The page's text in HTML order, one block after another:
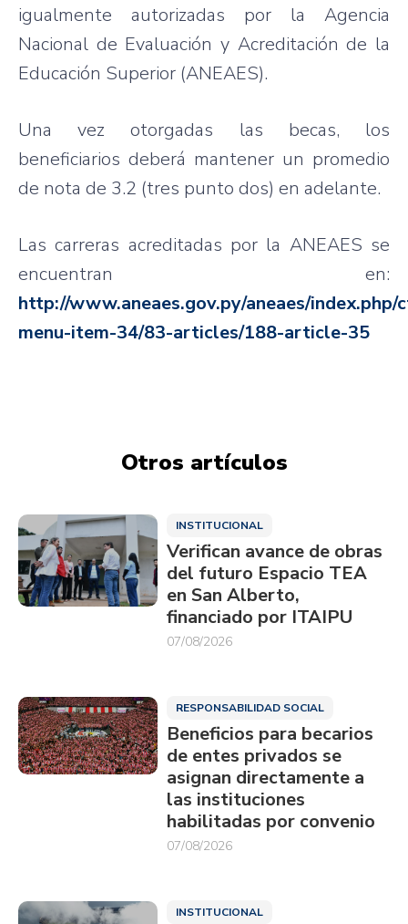
igualmente autorizadas por la Agencia
Nacional de Evaluación y Acreditación de la
Educación Superior (ANEAES).
Una vez otorgadas las becas, los
beneficiarios deberá mantener un promedio
de nota de 3.2 (tres punto dos) en adelante.
Las carreras acreditadas por la ANEAES se
encuentran en:
http://www.aneaes.gov.py/aneaes/index.php/
menu-item-34/83-articles/188-article-35
Otros artículos
INSTITUCIONAL
Verifican avance de obras
del futuro Espacio TEA
en San Alberto,
financiado por ITAIPU
07/08/2026
RESPONSABILIDAD SOCIAL
Beneficios para becarios
de entes privados se
asignan directamente a
las instituciones
habilitadas por convenio
07/08/2026
INSTITUCIONAL